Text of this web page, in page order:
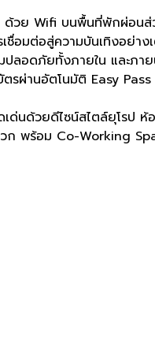
วย Wifi บนพื้นที่พักผ่อนส่
อมต่อสู่ความบันเทิงอย่าง
ปลอดภัยทั้งภายใน และภ
รผ่านอัตโนมัติ Easy
ด่นด้วยดีไซน์สไตล์ยุโรป ห้
ก พร้อม Co-Working